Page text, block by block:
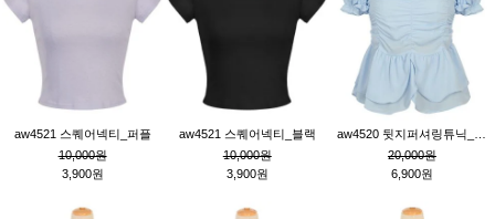
aw4521 스퀘어넥티_퍼플
10,000원
3,900원
aw4521 스퀘어넥티_블랙
10,000원
3,900원
20,000원
6,900원